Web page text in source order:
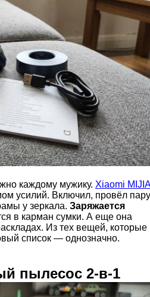
каждому мужику. Xiaomi
усилий. Включил, провёл пару
у зеркала. Заряжается
в карман сумки. А еще она
Из тех вещей, которые
список — однозначно.
пылесос 2-в-1